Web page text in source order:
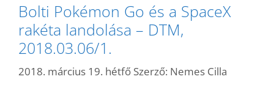
Bolti Pokémon Go és a SpaceX
rakéta landolása – DTM,
2018.03.06/1.
2018. március 19. hétfő Szerző: Nemes Cilla